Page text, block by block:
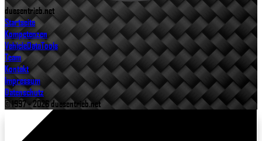
duesentrieb.net
Startseite
Kompetenzen
VehicleDataTools
Team
Kontakt
Impressum
Datenschutz
© 1997 - 2026 duesentrieb.net